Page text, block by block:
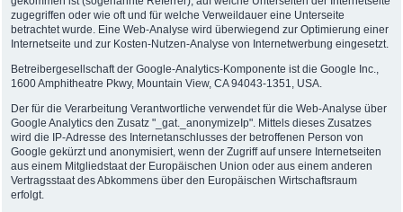
zugegriffen oder wie oft und für welche Verweildauer eine Unterseite
betrachtet wurde. Eine Web-Analyse wird überwiegend zur Optimierung einer
Internetseite und zur Kosten-Nutzen-Analyse von Internetwerbung eingesetzt.
Betreibergesellschaft der Google-Analytics-Komponente ist die Google Inc.,
1600 Amphitheatre Pkwy, Mountain View, CA 94043-1351, USA.
Der für die Verarbeitung Verantwortliche verwendet für die Web-Analyse über
Google Analytics den Zusatz "_gat._anonymizeIp". Mittels dieses Zusatzes
wird die IP-Adresse des Internetanschlusses der betroffenen Person von
Google gekürzt und anonymisiert, wenn der Zugriff auf unsere Internetseiten
aus einem Mitgliedstaat der Europäischen Union oder aus einem anderen
Vertragsstaat des Abkommens über den Europäischen Wirtschaftsraum
erfolgt.